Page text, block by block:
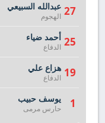
27 عبدالله السبيعي
الهجوم
25 أحمد ضياء
الدفاع
19 هزاع علي
الدفاع
1 يوسف حبيب
حارس مرمى